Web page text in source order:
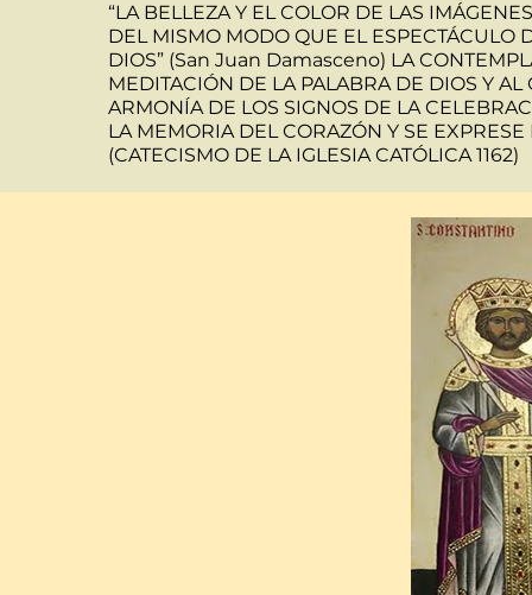
“LA BELLEZA Y EL COLOR DE LAS
DEL MISMO MODO QUE EL ESPECTÁCULO
DIOS” (San Juan Damasceno) LA
MEDITACIÓN DE LA PALABRA DE DIOS Y
ARMONÍA DE LOS SIGNOS DE LA
LA MEMORIA DEL CORAZÓN Y SE
(CATECISMO DE LA IGLESIA CATÓLICA 1162)